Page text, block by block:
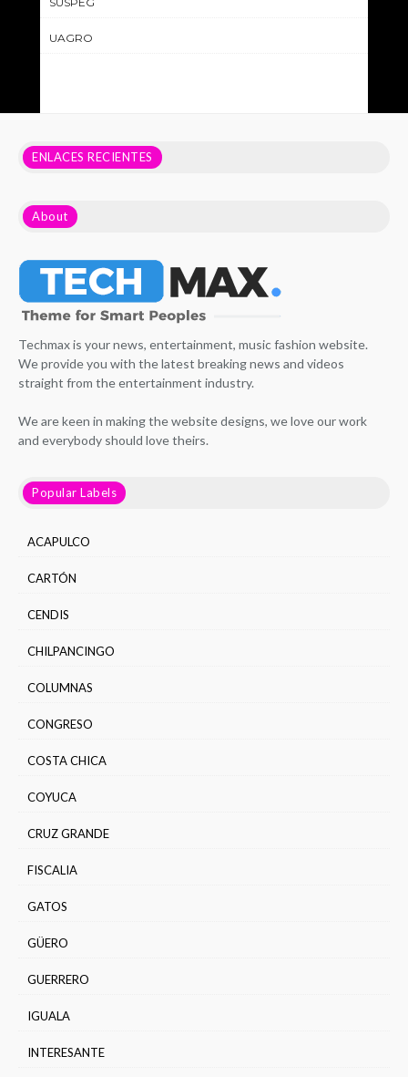
UAGRO
ENLACES RECIENTES
About
Techmax is your news, entertainment, music fashion website.
We provide you with the latest breaking news and videos
straight from the entertainment industry.
We are keen in making the website designs, we love our work
and everybody should love theirs.
Popular Labels
ACAPULCO
CARTÓN
CENDIS
CHILPANCINGO
COLUMNAS
CONGRESO
COSTA CHICA
COYUCA
CRUZ GRANDE
FISCALIA
GATOS
GÜERO
GUERRERO
IGUALA
INTERESANTE